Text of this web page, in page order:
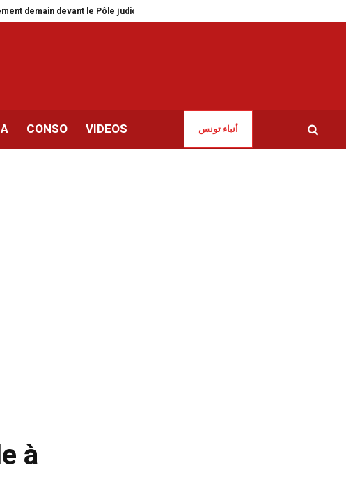
devant le Pôle judiciaire Zaghouan | Fin de cavale pour un terroriste condamné à
CONSO VIDEOS أنباء تونس
à